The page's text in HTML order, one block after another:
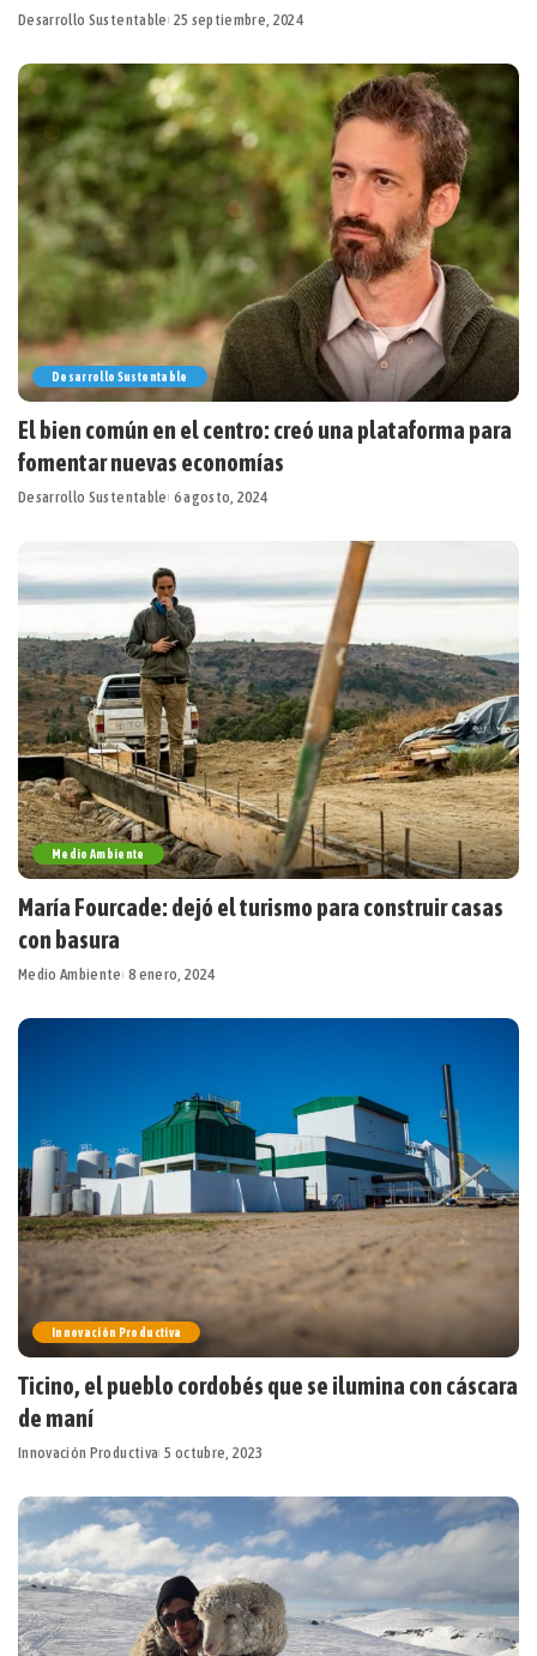
Desarrollo Sustentable 25 septiembre, 2024
Desarrollo Sustentable
El bien común en el centro: creó una plataforma para
fomentar nuevas economías
Desarrollo Sustentable 6 agosto, 2024
Medio Ambiente
María Fourcade: dejó el turismo para construir casas
con basura
Medio Ambiente 8 enero, 2024
Innovación Productiva
Ticino, el pueblo cordobés que se ilumina con cáscara
de maní
Innovación Productiva 5 octubre, 2023